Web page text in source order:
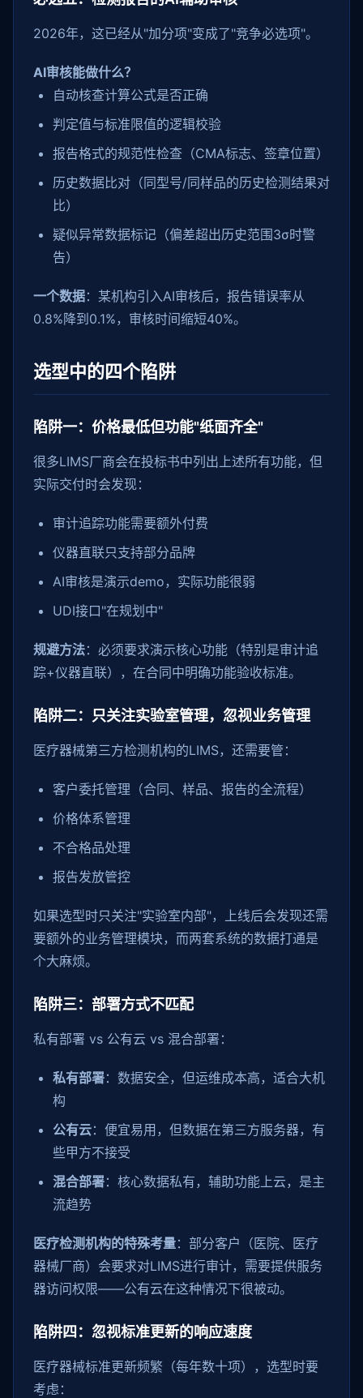
2026年，这已经从"加分项"变成了"竞争必选项"。
AI审核能做什么？
自动核查计算公式是否正确
判定值与标准限值的逻辑校验
报告格式的规范性检查（CMA标志、签章位置）
历史数据比对（同型号/同样品的历史检测结果对
比）
疑似异常数据标记（偏差超出历史范围3σ时警
告）
一个数据：某机构引入AI审核后，报告错误率从
0.8%降到0.1%，审核时间缩短40%。
选型中的四个陷阱
陷阱一：价格最低但功能"纸面齐全"
很多LIMS厂商会在投标书中列出上述所有功能，但
实际交付时会发现：
审计追踪功能需要额外付费
仪器直联只支持部分品牌
AI审核是演示demo，实际功能很弱
UDI接口"在规划中"
规避方法：必须要求演示核心功能（特别是审计追
踪+仪器直联），在合同中明确功能验收标准。
陷阱二：只关注实验室管理，忽视业务管理
医疗器械第三方检测机构的LIMS，还需要管：
客户委托管理（合同、样品、报告的全流程）
价格体系管理
不合格品处理
报告发放管控
如果选型时只关注"实验室内部"，上线后会发现还需
要额外的业务管理模块，而两套系统的数据打通是
个大麻烦。
陷阱三：部署方式不匹配
私有部署 vs 公有云 vs 混合部署：
私有部署：数据安全，但运维成本高，适合大机
构
公有云：便宜易用，但数据在第三方服务器，有
些甲方不接受
混合部署：核心数据私有，辅助功能上云，是主
流趋势
医疗检测机构的特殊考量：部分客户（医院、医疗
器械厂商）会要求对LIMS进行审计，需要提供服务
器访问权限——公有云在这种情况下很被动。
陷阱四：忽视标准更新的响应速度
医疗器械标准更新频繁（每年数十项），选型时要
考虑：